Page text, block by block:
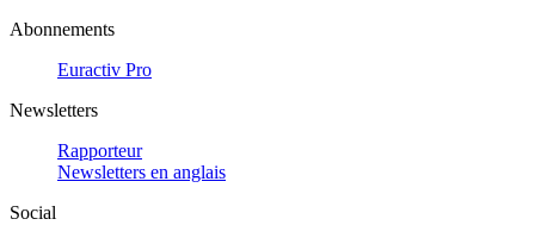
Abonnements
Euractiv Pro
Newsletters
Rapporteur
Newsletters en anglais
Social